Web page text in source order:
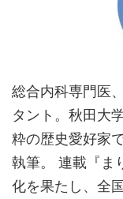
総合内科専門医
タント。秋田大
粋の歴史愛好家
執筆。 連載『ま
化を果たし、全